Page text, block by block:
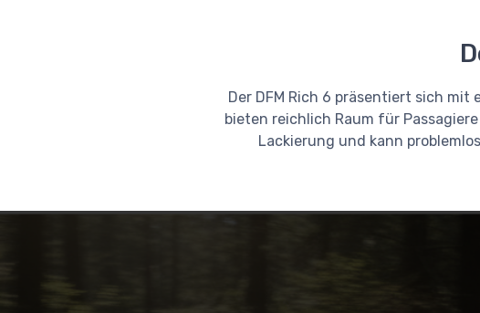
Der DFM Rich 6 präsentiert sich
bieten reichlich Raum für
Lackierung und kann